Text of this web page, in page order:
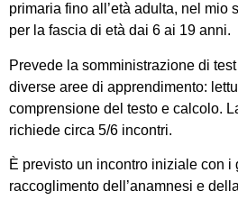
primaria fino all’età adulta, nel mio
per la fascia di età dai 6 ai 19 anni.
Prevede la somministrazione di
diverse aree di apprendimento:
comprensione del testo e calcolo.
richiede circa 5/6 incontri.
È previsto un incontro iniziale con i
raccoglimento dell’anamnesi e